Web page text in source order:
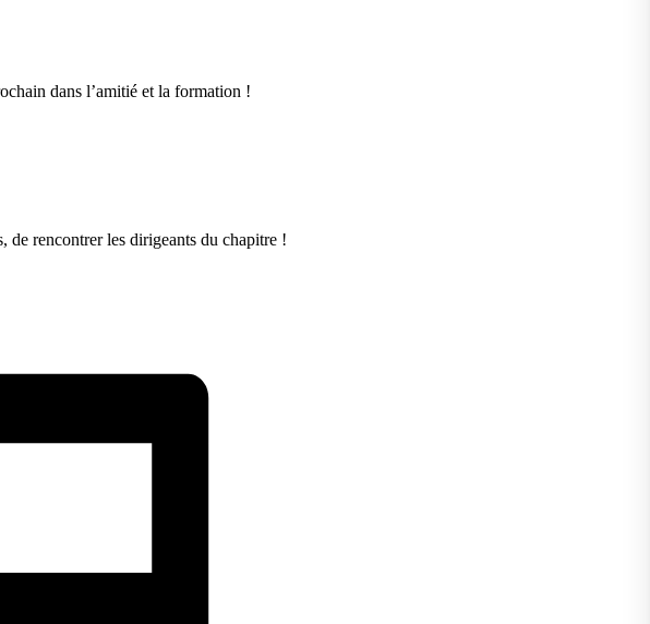
dans l’amitié et la formation !
de rencontrer les dirigeants du chapitre !